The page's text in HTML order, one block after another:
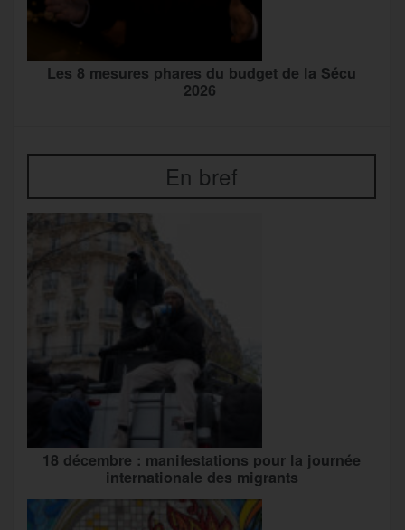
Les 8 mesures phares du budget de la Sécu
2026
En bref
18 décembre : manifestations pour la journée
internationale des migrants